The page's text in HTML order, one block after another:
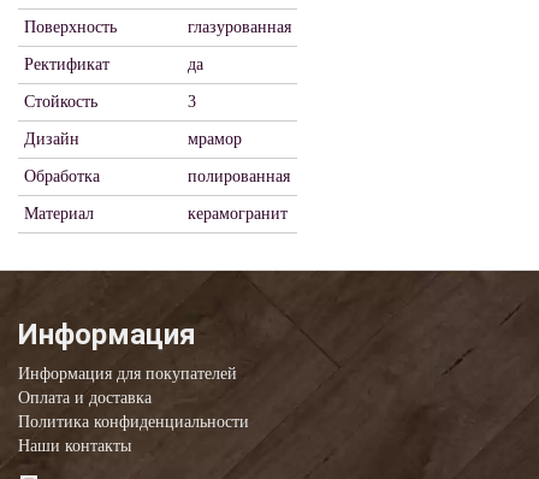
Поверхность глазурованная
Ректификат да
Стойкость 3
Дизайн мрамор
Обработка полированная
Материал керамогранит
Информация
Информация для покупателей
Оплата и доставка
Политика конфиденциальности
Наши контакты